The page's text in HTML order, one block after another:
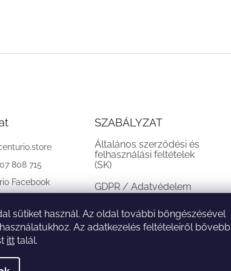
sütiket használ. Az oldal további böngészésével
Az adatkezelés feltételeiről bővebb
itt talál.
808 715
Facebook
SZABÁLYZAT
Általános szerződési és
felhasználási feltételek
(SK)
GDPR / Adatvédelem
(SK)
Reklamációs feltételek
(SK)